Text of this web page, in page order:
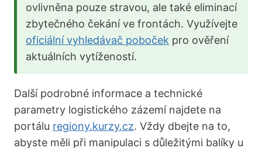
ovlivněna pouze stravou, ale také eliminací
zbytečného čekání ve frontách. Využívejte
oficiální vyhledávač poboček pro ověření
aktuálních vytížeností.
Další podrobné informace a technické
parametry logistického zázemí najdete na
portálu regiony.kurzy.cz. Vždy dbejte na to,
abyste měli při manipulaci s důležitými balíky u